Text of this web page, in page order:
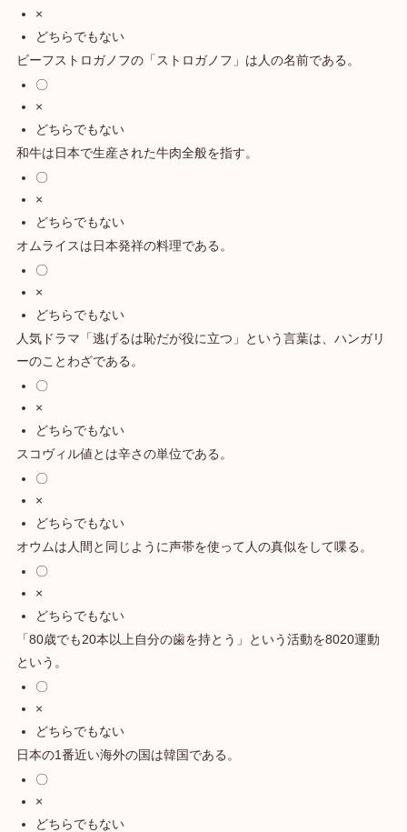
×
どちらでもない
ビーフストロガノフの「ストロガノフ」は人の名前である。
〇
×
どちらでもない
和牛は日本で生産された牛肉全般を指す。
〇
×
どちらでもない
オムライスは日本発祥の料理である。
〇
×
どちらでもない
人気ドラマ「逃げるは恥だが役に立つ」という言葉は、ハンガリ
ーのことわざである。
〇
×
どちらでもない
スコヴィル値とは辛さの単位である。
〇
×
どちらでもない
オウムは人間と同じように声帯を使って人の真似をして喋る。
〇
×
どちらでもない
「80歳でも20本以上自分の歯を持とう」という活動を8020運動
という。
〇
×
どちらでもない
日本の1番近い海外の国は韓国である。
〇
×
どちらでもない